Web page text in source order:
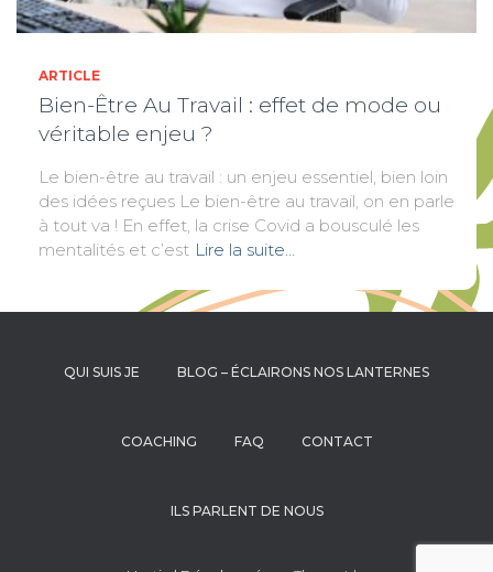
ARTICLE
Bien-Être Au Travail : effet de mode ou
véritable enjeu ?
Le bien-être au travail : un enjeu essentiel, bien loin
des idées reçues Le bien-être au travail, on en parle
à tout va ! En effet, la crise Covid a bousculé les
mentalités et c’est Lire la suite…
QUI SUIS JE BLOG – ÉCLAIRONS NOS LANTERNES
COACHING FAQ CONTACT
ILS PARLENT DE NOUS